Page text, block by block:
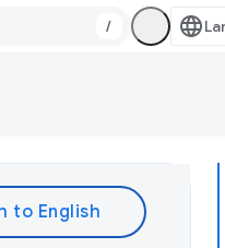
/